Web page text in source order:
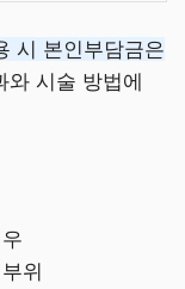
시 본인부담금은
와 시술 방법에
위